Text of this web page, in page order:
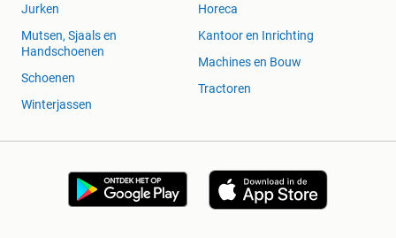
Jurken
Mutsen, Sjaals en
Handschoenen
Schoenen
Winterjassen
Horeca
Kantoor en Inrichting
Machines en Bouw
Tractoren